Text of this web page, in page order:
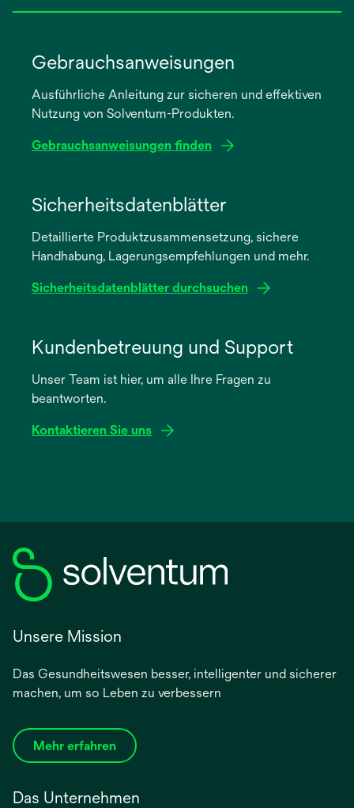
Gebrauchsanweisungen
Ausführliche Anleitung zur sicheren und effektiven
Nutzung von Solventum-Produkten.
Gebrauchsanweisungen finden
neuen
Registerkarte
Sicherheitsdatenblätter
Detaillierte Produktzusammensetzung, sichere
Handhabung, Lagerungsempfehlungen und mehr.
Sicherheitsdatenblätter durchsuchen
neuen
Registerkarte
Kundenbetreuung und Support
Unser Team ist hier, um alle Ihre Fragen zu
beantworten.
Kontaktieren Sie uns
Unsere Mission
Das Gesundheitswesen besser, intelligenter und sicherer
machen, um so Leben zu verbessern
Mehr erfahren
Das Unternehmen